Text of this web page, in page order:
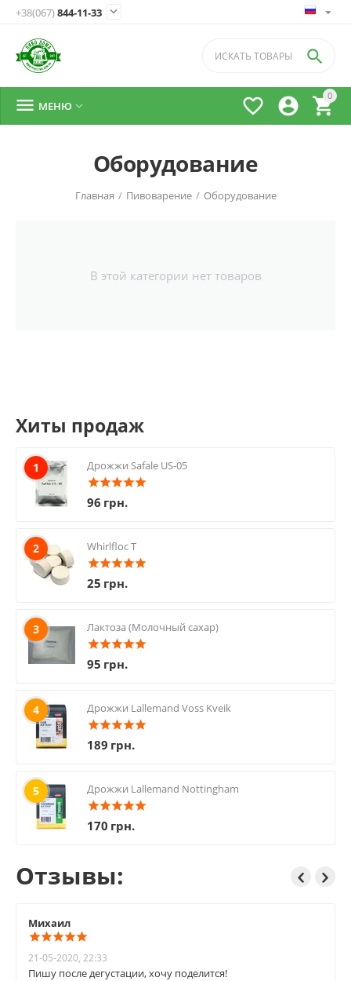
+38(067)844-11-33 
0




 МЕНЮ 
Оборудование
Главная / Пивоварение / Оборудование
В этой категории нет товаров
Хиты продаж
1 Дрожжи Safale US-05
96 грн.
2 Whirlfloc T
25 грн.
3 Лактоза (Молочный сахар)
95 грн.
4 Дрожжи Lallemand Voss Kveik
189 грн.
5 Дрожжи Lallemand Nottingham
170 грн.
Отзывы:
Михаил
21-05-2020, 22:33
Пишу после дегустации, хочу поделится!